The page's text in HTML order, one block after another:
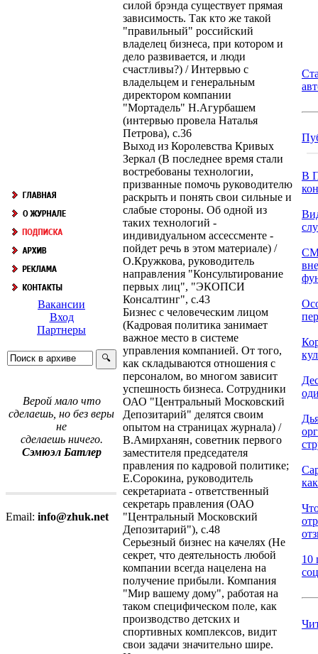
Вакансии
Вход
Партнеры
Верой мало что
сделаешь, но без веры
не
сделаешь ничего.
Сэмюэл Батлер
Email: info@zhuk.net
силой брэнда существует прямая
зависимость. Так кто же такой
"правильный" российский
владелец бизнеса, при котором и
дело развивается, и люди
счастливы?) / Интервью с
владельцем и генеральным
директором компании
"Мортадель" Н.Агурбашем
(интервью провела Наталья
Петрова), с.36
Выход из Королевства Кривых
Зеркал (В последнее время стали
востребованы технологии,
призванные помочь руководителю
раскрыть и понять свои сильные и
слабые стороны. Об одной из
таких технологий -
индивидуальном ассессменте -
пойдет речь в этом материале) /
О.Кружкова, руководитель
направления "Консультирование
первых лиц", "ЭКОПСИ
Консалтинг", с.43
Бизнес с человеческим лицом
(Кадровая политика занимает
важное место в системе
управления компанией. От того,
как складываются отношения с
персоналом, во многом зависит
успешность бизнеса. Сотрудники
ОАО "Центральный Московский
Депозитарий" делятся своим
опытом на страницах журнала) /
В.Амирханян, советник первого
заместителя председателя
правления по кадровой политике;
Е.Сорокина, руководитель
секретариата - ответственный
секретарь правления (ОАО
"Центральный Московский
Депозитарий"), с.48
Серьезный бизнес на качелях (Не
секрет, что деятельность любой
компании всегда нацелена на
получение прибыли. Компания
"Мир вашему дому", работая на
таком специфическом поле, как
производство детских и
спортивных комплексов, видит
свои задачи значительно шире.
В
10